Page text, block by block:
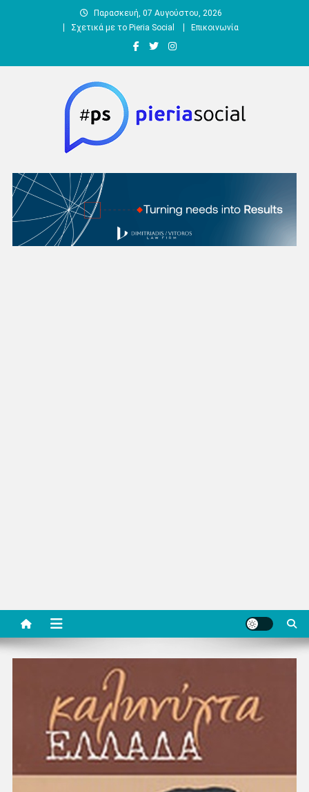
Παρασκευή, 07 Αυγούστου, 2026
Σχετικά με το Pieria Social
Επικοινωνία
Pieria Social